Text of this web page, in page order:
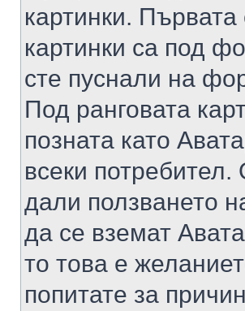
картинки.
картинки са под
сте пуснали на
Под ранговата
позната като
всеки
дали ползването
да се вземат
то това е
попитате за